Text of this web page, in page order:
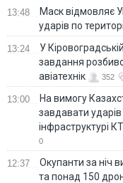
13:48
Маск відмовляє
ударів по
13:24
У
завдання
авіатехнік
352
13:00
На вимогу
завдавати
інфраструктурі
0
12:37
Окупанти за ніч
та понад 150